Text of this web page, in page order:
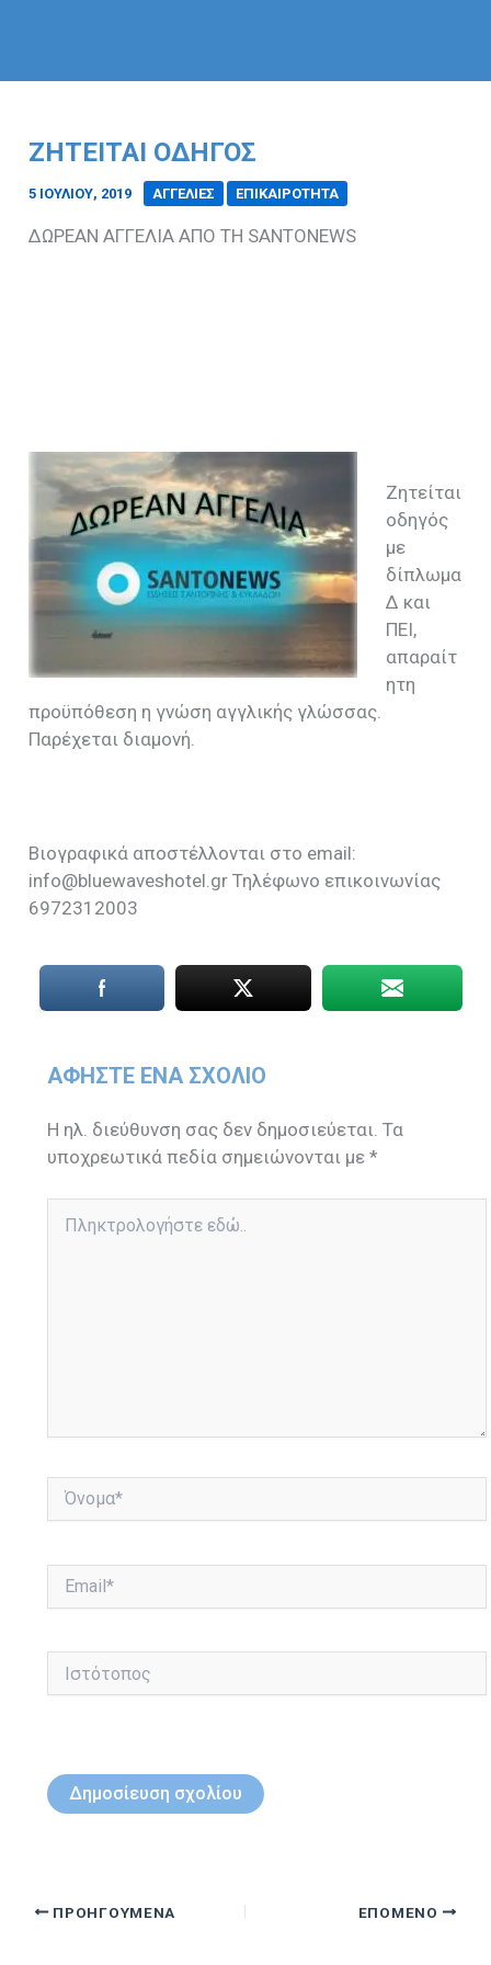
ΖΗΤΕΙΤΑΙ ΟΔΗΓΟΣ
5 ΙΟΥΛΊΟΥ, 2019 ΑΓΓΕΛΙΕΣ ΕΠΙΚΑΙΡΟΤΗΤΑ
ΔΩΡΕΑΝ ΑΓΓΕΛΙΑ ΑΠΟ ΤΗ SANTONEWS
Ζητείται
οδηγός
με
δίπλωμα
Δ και
ΠΕΙ,
απαραίτ
ητη
προϋπόθεση η γνώση αγγλικής γλώσσας.
Παρέχεται διαμονή.
Βιογραφικά αποστέλλονται στο email:
info@bluewaveshotel.gr Τηλέφωνο επικοινωνίας
6972312003
ΑΦΉΣΤΕ ΈΝΑ ΣΧΌΛΙΟ
Η ηλ. διεύθυνση σας δεν δημοσιεύεται. Τα
υποχρεωτικά πεδία σημειώνονται με*
εδώ..
Όνομα*
Ιστότοπος
ΠΡΟΗΓΟΎΜΕΝΑ ΕΠΌΜΕΝΟ